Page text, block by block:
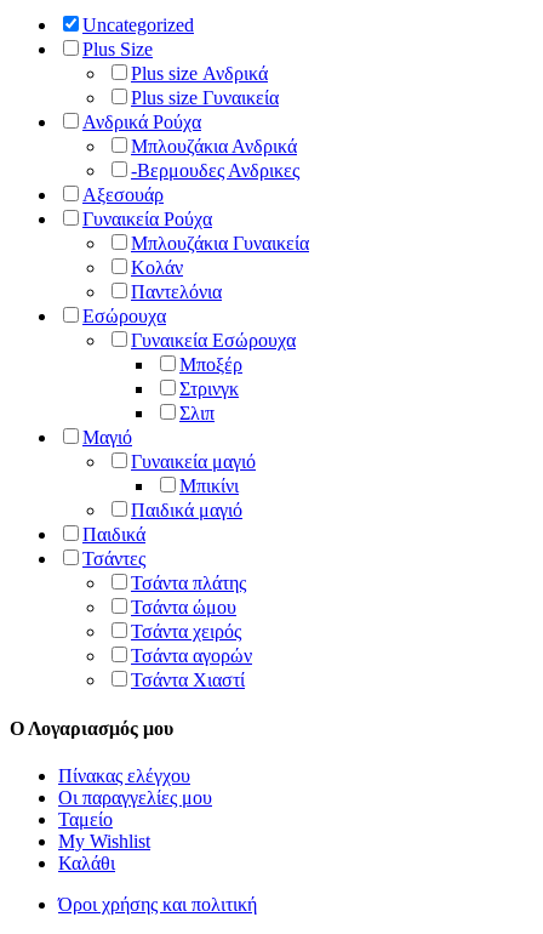
Uncategorized
Plus Size
Plus size Ανδρικά
Plus size Γυναικεία
Ανδρικά Ρούχα
Μπλουζάκια Ανδρικά
-Βερμουδες Ανδρικες
Αξεσουάρ
Γυναικεία Ρούχα
Μπλουζάκια Γυναικεία
Κολάν
Παντελόνια
Εσώρουχα
Γυναικεία Εσώρουχα
Μποξέρ
Στρινγκ
Σλιπ
Μαγιό
Γυναικεία μαγιό
Μπικίνι
Παιδικά μαγιό
Παιδικά
Τσάντες
Τσάντα πλάτης
Τσάντα ώμου
Τσάντα χειρός
Τσάντα αγορών
Τσάντα Χιαστί
Ο Λογαριασμός μου
Πίνακας ελέγχου
Οι παραγγελίες μου
Ταμείο
My Wishlist
Καλάθι
Όροι χρήσης και πολιτική